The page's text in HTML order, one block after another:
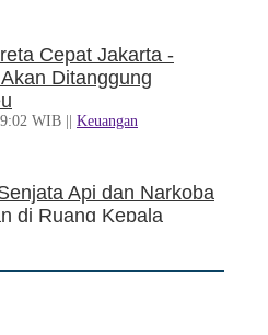
Cepat Jakarta -
Ditanggung
WIB || Keuangan
Api dan Narkoba
di Ruang Kepala
di Jaksel
WIB ||